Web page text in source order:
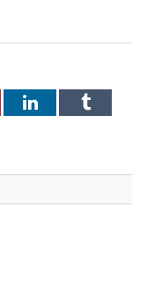
LinkedInTumblr